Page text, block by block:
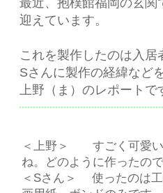
迎えています。
これを製作したのは入居
Sさんに製作の経緯など
上野（ま）のレポートで
＜上野＞ すごく可愛い
ね。どのように作ったの
＜Sさん＞ 使ったのは工